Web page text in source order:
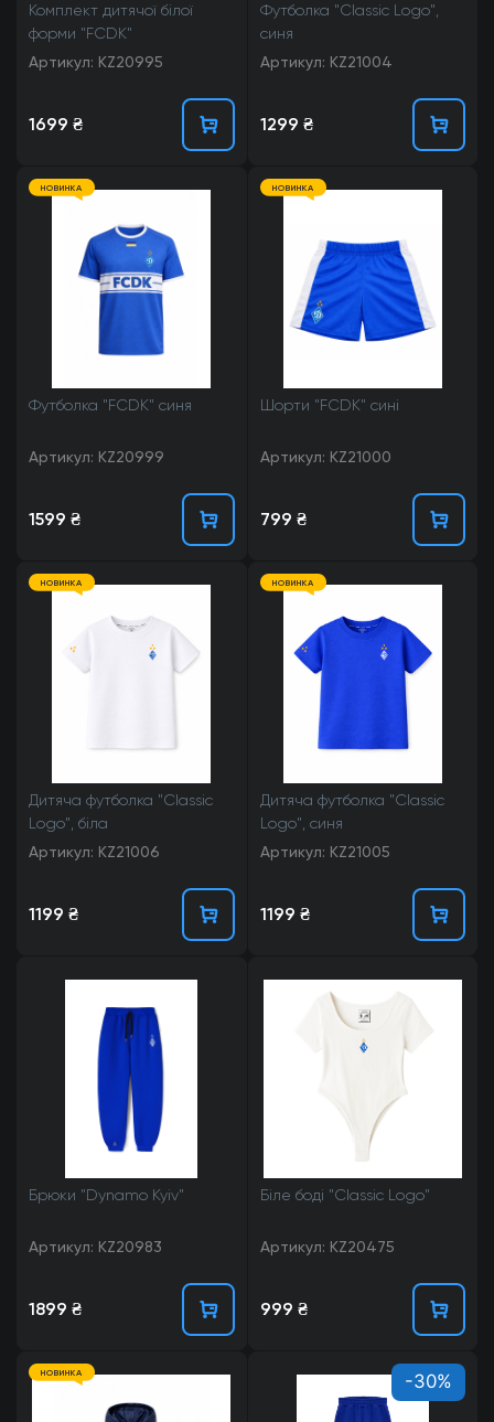
Комплект дитячої білої
форми "FCDK"
Артикул: KZ20995
1699 ₴
Футболка "Classic Logo",
синя
Артикул: KZ21004
1299 ₴
НОВИНКА
Футболка "FCDK" синя
Артикул: KZ20999
1599 ₴
НОВИНКА
Шорти "FCDK" сині
Артикул: KZ21000
799 ₴
НОВИНКА
Дитяча футболка "Classic
Logo", біла
Артикул: KZ21006
1199 ₴
НОВИНКА
Дитяча футболка "Classic
Logo", синя
Артикул: KZ21005
1199 ₴
Брюки "Dynamo Kyiv"
Артикул: KZ20983
1899 ₴
Біле боді "Classic Logo"
Артикул: KZ20475
999 ₴
НОВИНКА -30%